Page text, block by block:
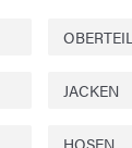
JACKEN
HOSEN